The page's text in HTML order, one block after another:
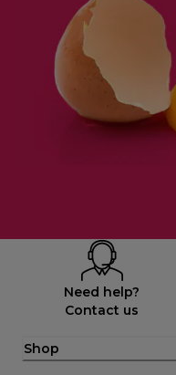
Need help?
Contact us
Shop